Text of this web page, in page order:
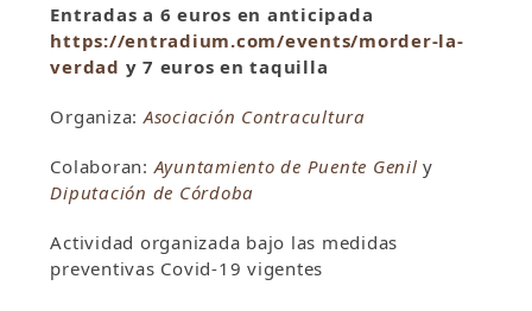
Entradas a 6 euros en anticipada
https://entradium.com/events/morder-la-
verdad y 7 euros en taquilla
Organiza: Asociación Contracultura
Colaboran: Ayuntamiento de Puente Genil y
Diputación de Córdoba
Actividad organizada bajo las medidas
preventivas Covid-19 vigentes